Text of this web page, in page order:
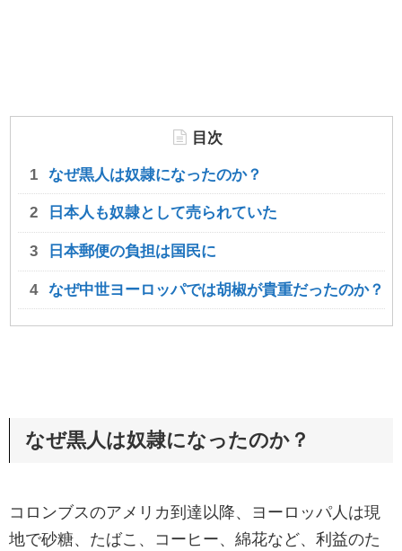
目次
なぜ黒人は奴隷になったのか？
日本人も奴隷として売られていた
日本郵便の負担は国民に
なぜ中世ヨーロッパでは胡椒が貴重だったのか？
なぜ黒人は奴隷になったのか？
コロンブスのアメリカ到達以降、ヨーロッパ人は現
地で砂糖、たばこ、コーヒー、綿花など、利益のた